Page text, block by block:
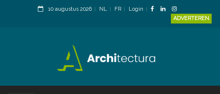
10 augustus 2026 NL FR
Login
ADVERTEREN